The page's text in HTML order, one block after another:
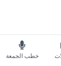
خطب الجمعة